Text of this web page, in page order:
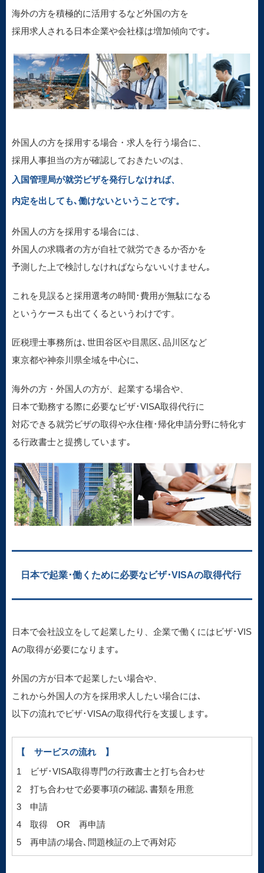
海外の方を積極的に活用するなど外国の方を
採用求人される日本企業や会社様は増加傾向です｡
外国人の方を採用する場合・求人を行う場合に、
採用人事担当の方が確認しておきたいのは、
入国管理局が就労ビザを発行しなければ、
内定を出しても､働けないということです。
外国人の方を採用する場合には、
外国人の求職者の方が自社で就労できるか否かを
予測した上で検討しなければならないいけません｡
これを見誤ると採用選考の時間･費用が無駄になる
というケースも出てくるというわけです。
匠税理士事務所は､世田谷区や目黒区､品川区など
東京都や神奈川県全域を中心に､
海外の方・外国人の方が、起業する場合や、
日本で勤務する際に必要なビザ･VISA取得代行に
対応できる就労ビザの取得や永住権･帰化申請分野に特化す
る行政書士と提携しています｡
日本で起業･働くために必要なビザ･VISAの取得代行
日本で会社設立をして起業したり、企業で働くにはビザ･VIS
Aの取得が必要になります｡
外国の方が日本で起業したい場合や、
これから外国人の方を採用求人したい場合には､
以下の流れでビザ･VISAの取得代行を支援します｡
【 サービスの流れ 】
1 ビザ･VISA取得専門の行政書士と打ち合わせ
2 打ち合わせで必要事項の確認､書類を用意
3 申請
4 取得 OR 再申請
5 再申請の場合､問題検証の上で再対応